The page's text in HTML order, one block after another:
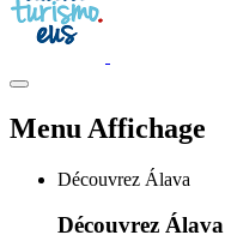
Menu Affichage
Découvrez Álava
Découvrez Álava